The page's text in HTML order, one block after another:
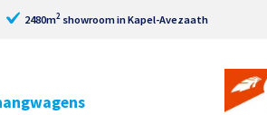
2480m2 showroom in Kapel-Avezaath